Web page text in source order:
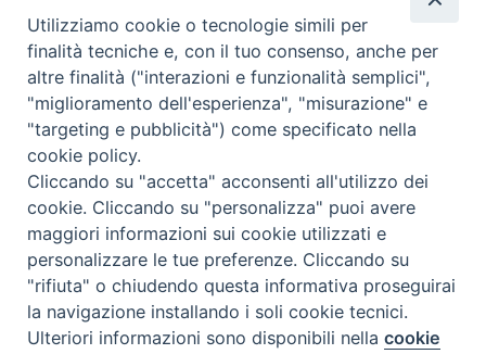
L’ufficio liturgico diocesano
al Convegno regionale
sulla liturgia
pr
n
d
e
n
Preferenze Cookie
Utilizziamo cookie o tecnologie simili per
finalità tecniche e, con il tuo consenso, anche per
altre finalità ("interazioni e funzionalità semplici",
"miglioramento dell'esperienza", "misurazione" e
"targeting e pubblicità") come specificato nella
cookie policy.
Cliccando su "accetta" acconsenti all'utilizzo dei
cookie. Cliccando su "personalizza" puoi avere
maggiori informazioni sui cookie utilizzati e
personalizzare le tue preferenze. Cliccando su
"rifiuta" o chiudendo questa informativa proseguirai
la navigazione installando i soli cookie tecnici.
Ulteriori informazioni sono disponibili nellacookie